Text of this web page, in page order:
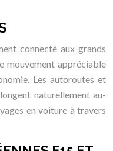
connecté aux grands
mouvement appréciable
Les autoroutes et
naturellement au-
en voiture à travers